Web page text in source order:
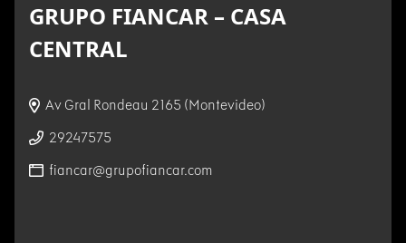
GRUPO FIANCAR – CASA
CENTRAL
Av Gral Rondeau 2165 (Montevideo)
29247575
fiancar@grupofiancar.com